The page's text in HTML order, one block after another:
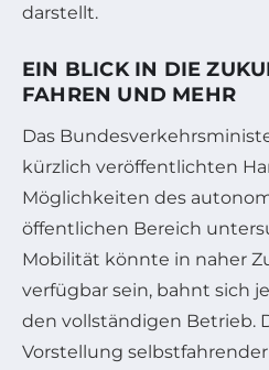
darstellt.
EIN BLICK IN DIE
FAHREN UND MEHR
Das
kürzlich veröffentlichten
Möglichkeiten des
öffentlichen Bereich
Mobilität könnte in naher
verfügbar sein, bahnt sich
den vollständigen Betrieb.
Vorstellung